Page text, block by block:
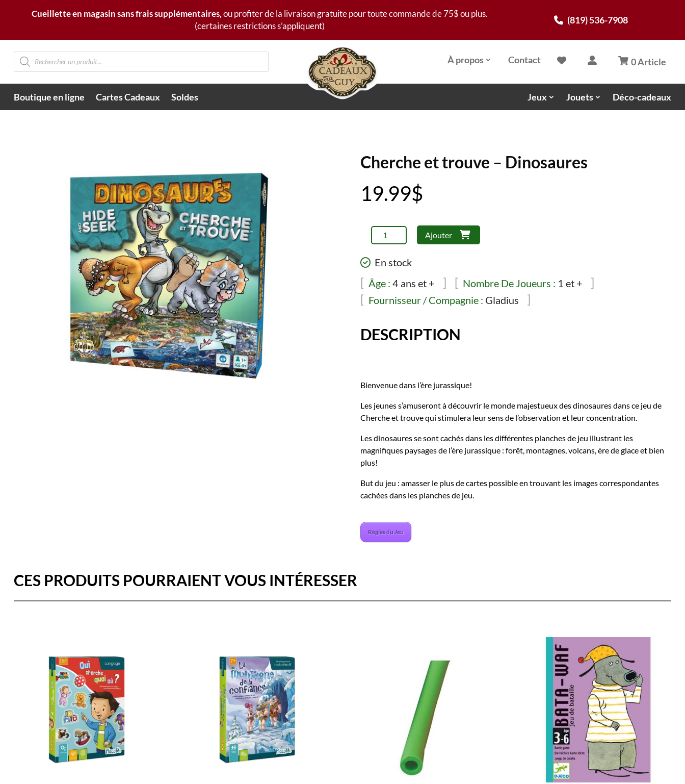
Cueillette en magasin sans frais supplémentaires,ou profiter de la livraison gratuite pour toute commande de 75$ ou plus.
(certaines restrictions s’appliquent)
(819) 536-7908
Recherche
de
produits
À propos Contact 0 Article
Boutique en ligne Cartes Cadeaux Soldes Jeux Jouets Déco-cadeaux
Cherche et trouve – Dinosaures
19.99$
quantité
de
et
trouve
Dinosaures
Ajouter
En stock
Âge : 4 ans et + Nombre De Joueurs : 1 et +
Fournisseur / Compagnie : Gladius
DESCRIPTION
Bienvenue dans l’ère jurassique!
Les jeunes s’amuseront à découvrir le monde majestueux des dinosaures dans ce jeu de
Cherche et trouve qui stimulera leur sens de l’observation et leur concentration.
Les dinosaures se sont cachés dans les différentes planches de jeu illustrant les
magnifiques paysages de l’ère jurassique : forêt, montagnes, volcans, ère de glace et bien
plus!
But du jeu : amasser le plus de cartes possible en trouvant les images correspondantes
cachées dans les planches de jeu.
Règles du Jeu
CES PRODUITS POURRAIENT VOUS INTÉRESSER